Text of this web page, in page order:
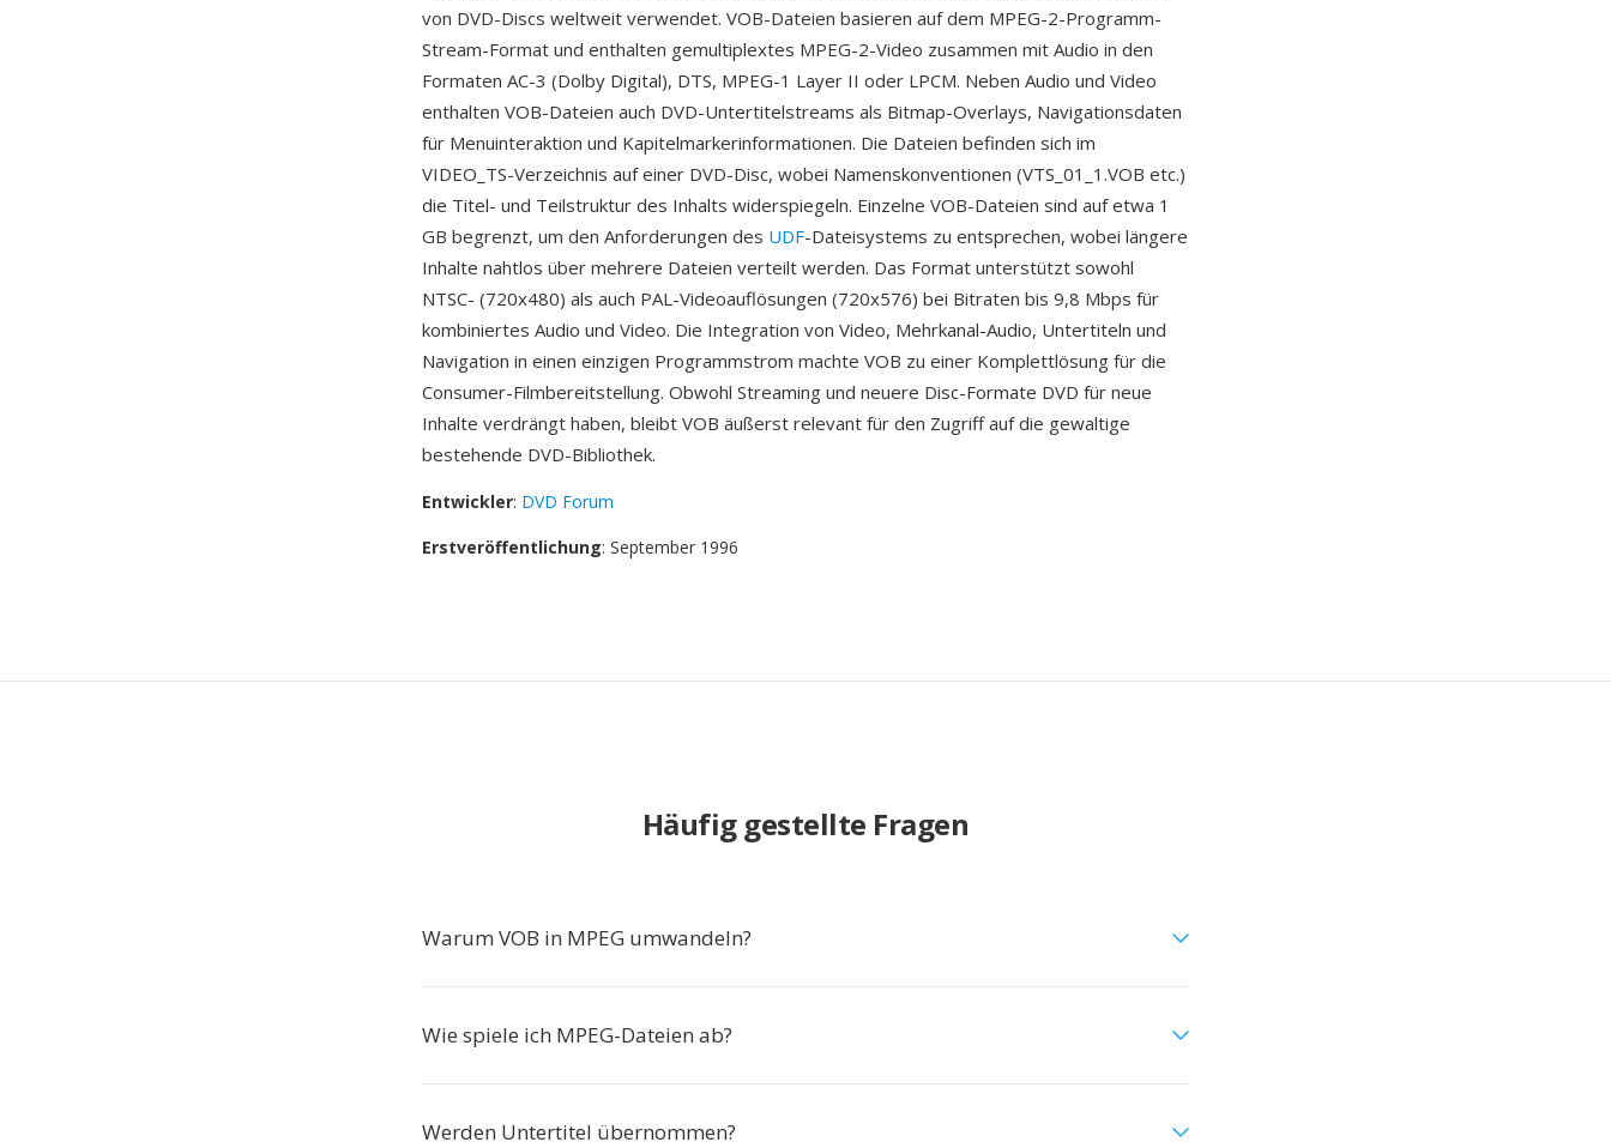
von DVD-Discs weltweit verwendet. VOB-Dateien basieren auf dem MPEG-2-Programm-
Stream-Format und enthalten gemultiplextes MPEG-2-Video zusammen mit Audio in den
Formaten AC-3 (Dolby Digital), DTS, MPEG-1 Layer II oder LPCM. Neben Audio und Video
enthalten VOB-Dateien auch DVD-Untertitelstreams als Bitmap-Overlays, Navigationsdaten
für Menuinteraktion und Kapitelmarkerinformationen. Die Dateien befinden sich im
VIDEO_TS-Verzeichnis auf einer DVD-Disc, wobei Namenskonventionen (VTS_01_1.VOB etc.)
die Titel- und Teilstruktur des Inhalts widerspiegeln. Einzelne VOB-Dateien sind auf etwa 1
GB begrenzt, um den Anforderungen des UDF-Dateisystems zu entsprechen, wobei längere
Inhalte nahtlos über mehrere Dateien verteilt werden. Das Format unterstützt sowohl
NTSC- (720x480) als auch PAL-Videoauflösungen (720x576) bei Bitraten bis 9,8 Mbps für
kombiniertes Audio und Video. Die Integration von Video, Mehrkanal-Audio, Untertiteln und
Navigation in einen einzigen Programmstrom machte VOB zu einer Komplettlösung für die
Consumer-Filmbereitstellung. Obwohl Streaming und neuere Disc-Formate DVD für neue
Inhalte verdrängt haben, bleibt VOB äußerst relevant für den Zugriff auf die gewaltige
bestehende DVD-Bibliothek.
Entwickler: DVD Forum
Erstveröffentlichung: September 1996
Häufig gestellte Fragen
Warum VOB in MPEG umwandeln?
Wie spiele ich MPEG-Dateien ab?
Werden Untertitel übernommen?